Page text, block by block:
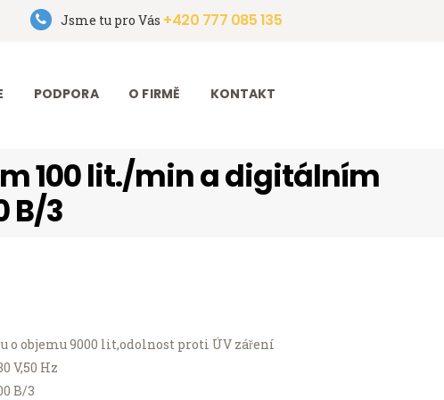
Jsme tu pro Vás +420 777 085 135
PODPORA O FIRMĚ KONTAKT
100 lit./min a digitálním
B/3
o objemu 9000 lit,odolnost proti ÚV záření
V,50 Hz
B/3